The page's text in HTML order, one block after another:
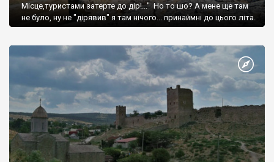
Місце,туристами затерте до дір!..." Но то шо? А мене ще там
не було, ну не "дірявив" я там нічого... принаймні до цього літа.